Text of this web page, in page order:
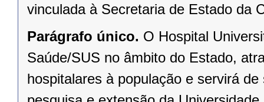
vinculada à Secretaria de Estado da
Parágrafo único. O Hospital
Saúde/SUS no âmbito do Estado,
hospitalares à população e servirá